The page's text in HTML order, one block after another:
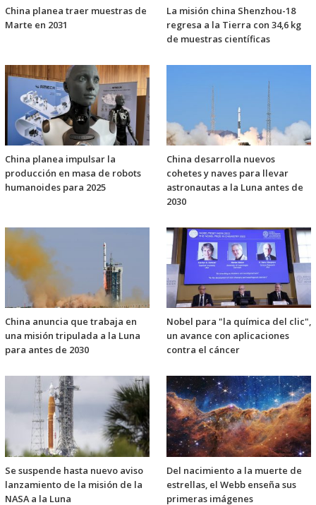
China planea traer muestras de
Marte en 2031
La misión china Shenzhou-18
regresa a la Tierra con 34,6 kg
de muestras científicas
China planea impulsar la
producción en masa de robots
humanoides para 2025
China desarrolla nuevos
cohetes y naves para llevar
astronautas a la Luna antes de
2030
China anuncia que trabaja en
una misión tripulada a la Luna
para antes de 2030
Nobel para "la química del clic",
un avance con aplicaciones
contra el cáncer
Se suspende hasta nuevo aviso
lanzamiento de la misión de la
NASA a la Luna
Del nacimiento a la muerte de
estrellas, el Webb enseña sus
primeras imágenes